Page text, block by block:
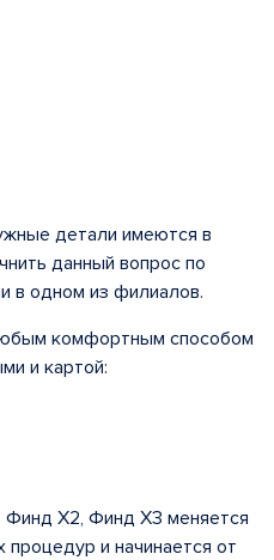
детали имеются в
данный вопрос по
в одном из филиалов.
комфортным способом
и картой:
X2, Финд Х3 меняется
и начинается от